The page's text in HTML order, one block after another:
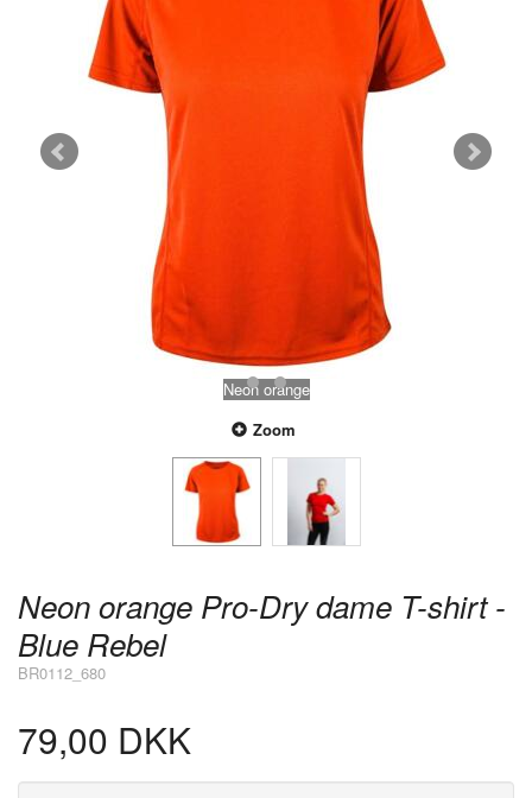
Neon orange
Zoom
Neon orange Pro-Dry dame T-shirt -
Blue Rebel
BR0112_680
79,00 DKK